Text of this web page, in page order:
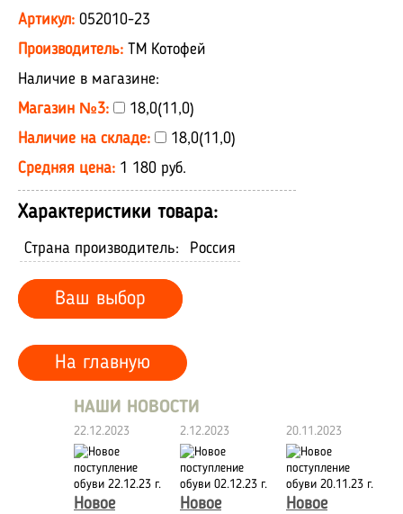
Артикул: 052010-23
Производитель: ТМ Котофей
Наличие в магазине:
Магазин №3:
18,0(11,0)
Наличие на складе:
18,0(11,0)
Средняя цена: 1 180 руб.
Характеристики товара:
Страна производитель: Россия
Ваш выбор
На главную
НАШИ НОВОСТИ
22.12.2023
Новое
2.12.2023
Новое
20.11.2023
Новое